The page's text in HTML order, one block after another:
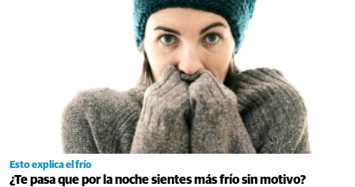
Esto explica el frío
¿Te pasa que por la noche sientes más frío sin motivo?